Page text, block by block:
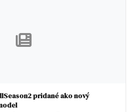
pridané ako nový